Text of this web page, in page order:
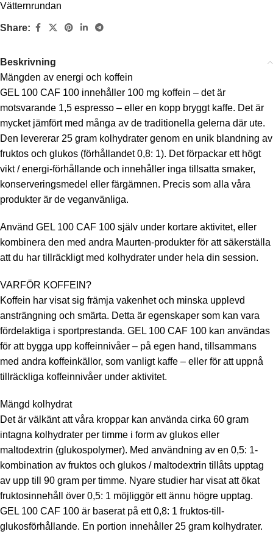
Vätternrundan
Share:
Beskrivning
Mängden av energi och koffein
GEL 100 CAF 100 innehåller 100 mg koffein – det är
motsvarande 1,5 espresso – eller en kopp bryggt kaffe. Det är
mycket jämfört med många av de traditionella gelerna där ute.
Den levererar 25 gram kolhydrater genom en unik blandning av
fruktos och glukos (förhållandet 0,8: 1). Det förpackar ett högt
vikt / energi-förhållande och innehåller inga tillsatta smaker,
konserveringsmedel eller färgämnen. Precis som alla våra
produkter är de veganvänliga.
Använd GEL 100 CAF 100 själv under kortare aktivitet, eller
kombinera den med andra Maurten-produkter för att säkerställa
att du har tillräckligt med kolhydrater under hela din session.
VARFÖR KOFFEIN?
Koffein har visat sig främja vakenhet och minska upplevd
ansträngning och smärta. Detta är egenskaper som kan vara
fördelaktiga i sportprestanda. GEL 100 CAF 100 kan användas
för att bygga upp koffeinnivåer – på egen hand, tillsammans
med andra koffeinkällor, som vanligt kaffe – eller för att uppnå
tillräckliga koffeinnivåer under aktivitet.
Mängd kolhydrat
Det är välkänt att våra kroppar kan använda cirka 60 gram
intagna kolhydrater per timme i form av glukos eller
maltodextrin (glukospolymer). Med användning av en 0,5: 1-
kombination av fruktos och glukos / maltodextrin tillåts upptag
av upp till 90 gram per timme. Nyare studier har visat att ökat
fruktosinnehåll över 0,5: 1 möjliggör ett ännu högre upptag.
GEL 100 CAF 100 är baserat på ett 0,8: 1 fruktos-till-
glukosförhållande. En portion innehåller 25 gram kolhydrater.